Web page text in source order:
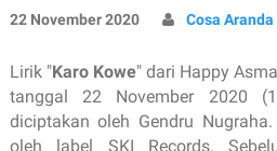
22 November 2020 Cosa Aranda
Lirik "Karo Kowe" dari Happy
tanggal 22 November 2020
diciptakan oleh Gendru
oleh label SKI Records.